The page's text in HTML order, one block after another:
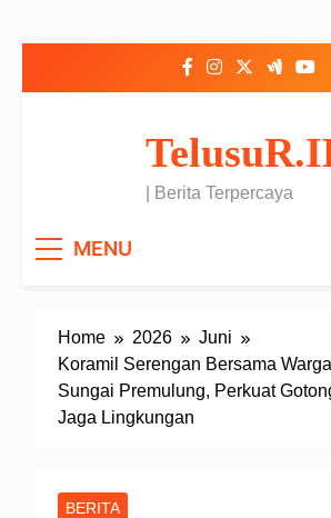
| Berita Terpercaya
MENU
Home 2026
Juni
Koramil Serengan Bersama
Sungai Premulung, Perkuat
Jaga Lingkungan
BERITA